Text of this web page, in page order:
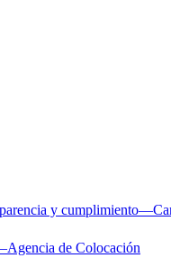
y cumplimiento—
Agencia de Colocación